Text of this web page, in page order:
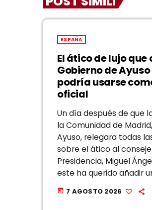
ESPAÑA
El ático de lujo que
Gobierno de
podría usarse
oficial
Un día después de que
la Comunidad de
Ayuso, relegara todas
sobre el ático al
Presidencia, Miguel
este ha querido añadir
la polémica, una
juicio, se está pasando
today 7 AGOSTO 2026